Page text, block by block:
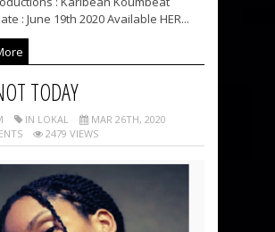
: June 19th 2020 Available HER...
TODAY
IN LOKAL
MAR 26TH, 2020
2479 VIEWS